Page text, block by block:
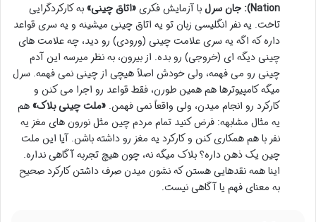
Nation): جان سرلبا آزمایش فکری«اتاق چینی»به کارکردگرایی
تاخت. یه نفر انگلیسی زبان تو یه اتاق چینی میشینه و یه سری قواعد
داره که اگه یه سری علامت چینی (ورودی) رو دید، چه علامت های
چینی دیگه ای (خروجی) رو بده. از بیرون، به نظر میرسه این آدم
چینی رو می فهمه، ولی خودش اصلاً هیچی از چینی نمی فهمه. سرل
میگه کامپیوترها هم همین طورن، فقط قواعد رو اجرا می کنن و
کارکرد رو انجام میدن، ولی واقعاً نمی فهمن. «ملت چینی بلاک»هم
یه مثال مشابهه: فرض کنید تمام مردم چین مثل نورون های مغز یه
نفر با هم همکاری کنن و کارکرد یه مغز رو داشته باشن. آیا این ملت
چین یک ذهن داره؟ بلاک میگه نه، چون هیچ تجربه آگاهی نداره.
اینا همه نقدهایی هستن که نشون میدن صرف داشتن کارکرد صحیح
به معنای فهم یا آگاهی نیست.